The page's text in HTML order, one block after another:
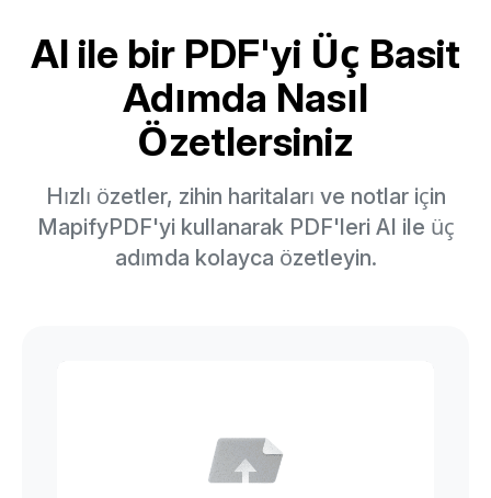
AI ile bir PDF'yi Üç Basit
Adımda Nasıl
Özetlersiniz
Hızlı özetler, zihin haritaları ve notlar için
MapifyPDF'yi kullanarak PDF'leri AI ile üç
adımda kolayca özetleyin.